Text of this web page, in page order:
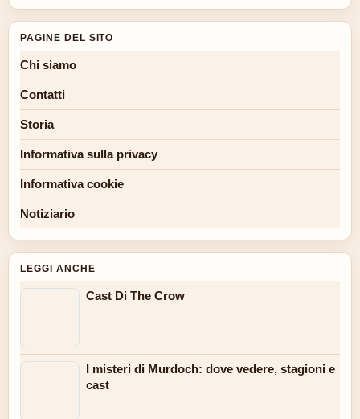
PAGINE DEL SITO
Chi siamo
Contatti
Storia
Informativa sulla privacy
Informativa cookie
Notiziario
LEGGI ANCHE
Cast Di The Crow
I misteri di Murdoch: dove vedere, stagioni e
cast